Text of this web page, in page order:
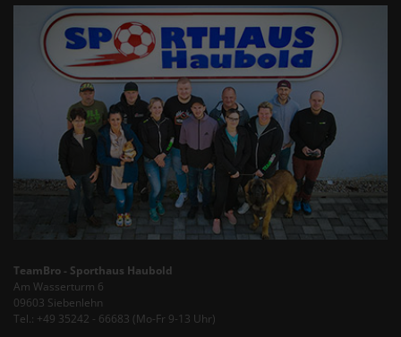
TeamBro - Sporthaus Haubold
Am Wasserturm 6
09603 Siebenlehn
Tel.: +49 35242 - 66683 (Mo-Fr 9-13 Uhr)